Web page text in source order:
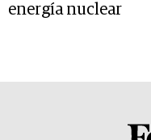
energía nuclear